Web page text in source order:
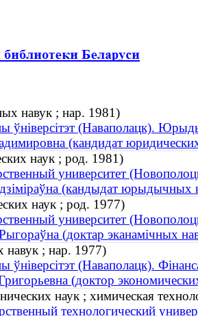
навук ; нар. 1981)
ўніверсітэт (Наваполацк).
(кандидат
наук ; род. 1981)
университет
(кандыдат юрыдычных
наук ; род. 1977)
университет
(доктар эканамічных
навук ; нар. 1977)
ўніверсітэт (Наваполацк).
(доктор
наук ; химическая
технологический